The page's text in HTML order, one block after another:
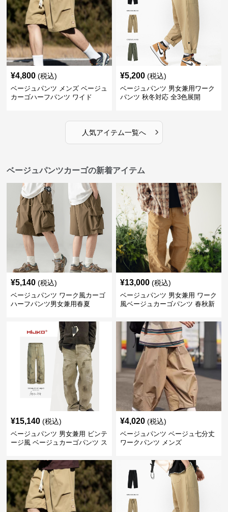
¥4,800 (税込)
ベージュパンツ メンズ ベージュ
カーゴハーフパンツ ワイド
¥5,200 (税込)
ベージュパンツ 男女兼用ワーク
パンツ 秋冬対応 全3色展開
人気アイテム一覧へ ›
ベージュパンツカーゴの新着アイテム
¥5,140 (税込)
ベージュパンツ ワーク風カーゴ
ハーフパンツ男女兼用春夏
¥13,000 (税込)
ベージュパンツ 男女兼用 ワーク
風ベージュカーゴパンツ 春秋新
¥15,140 (税込)
ベージュパンツ 男女兼用 ビンテ
ージ風 ベージュカーゴパンツ ス
¥4,020 (税込)
ベージュパンツ ベージュ七分丈
ワークパンツ メンズ